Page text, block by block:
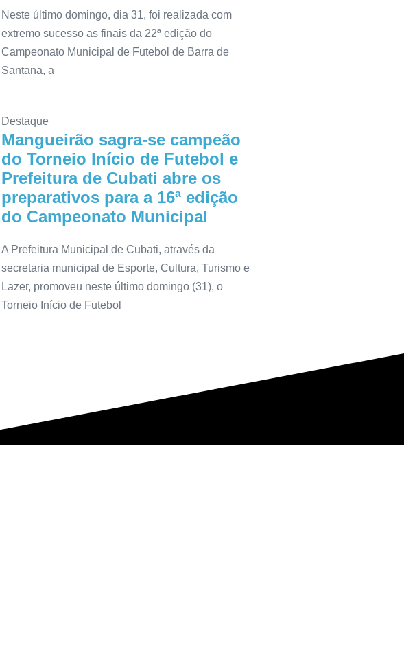
Neste último domingo, dia 31, foi realizada com
extremo sucesso as finais da 22ª edição do
Campeonato Municipal de Futebol de Barra de
Santana, a
Destaque
Mangueirão sagra-se campeão
do Torneio Início de Futebol e
Prefeitura de Cubati abre os
preparativos para a 16ª edição
do Campeonato Municipal
A Prefeitura Municipal de Cubati, através da
secretaria municipal de Esporte, Cultura, Turismo e
Lazer, promoveu neste último domingo (31), o
Torneio Início de Futebol